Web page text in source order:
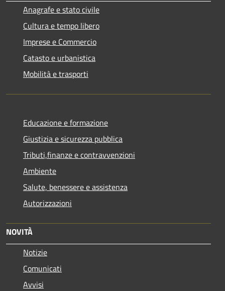
Anagrafe e stato civile
Cultura e tempo libero
Imprese e Commercio
Catasto e urbanistica
Mobilità e trasporti
Educazione e formazione
Giustizia e sicurezza pubblica
Tributi,finanze e contravvenzioni
Ambiente
Salute, benessere e assistenza
Autorizzazioni
NOVITÀ
Notizie
Comunicati
Avvisi